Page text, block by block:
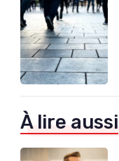
À lire aussi